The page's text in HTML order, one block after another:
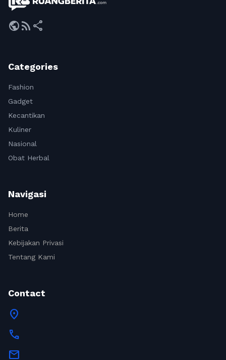
publicrss_feed share
Categories
Fashion
Gadget
Kecantikan
Kuliner
Nasional
Obat Herbal
Navigasi
Home
Berita
Kebijakan Privasi
Tentang Kami
Contact
location_on
call
mail